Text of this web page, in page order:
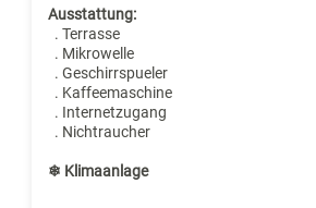
Ausstattung:
. Terrasse
. Mikrowelle
. Geschirrspueler
. Kaffeemaschine
. Internetzugang
. Nichtraucher
❄ Klimaanlage